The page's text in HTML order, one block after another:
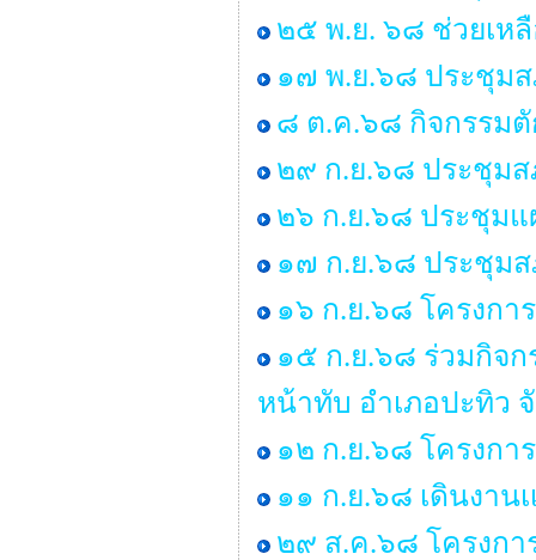
๒๕ พ.ย. ๖๘ ช่วยเห
๑๗ พ.ย.๖๘ ประชุม
๘ ต.ค.๖๘ กิจกรรม
๒๙ ก.ย.๖๘ ประชุม
๒๖ ก.ย.๖๘ ประชุม
๑๗ ก.ย.๖๘ ประชุม
๑๖ ก.ย.๖๘ โครงกา
๑๕ ก.ย.๖๘ ร่วมกิจ
หน้าทับ อำเภอปะทิว
๑๒ ก.ย.๖๘ โครงกา
๑๑ ก.ย.๖๘ เดินงาน
๒๙ ส.ค.๖๘ โครงกา